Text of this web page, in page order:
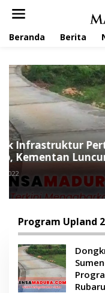
Beranda Berita
Berita
Panen Bawang
Pemerintah,
Sumringah
28 September 2022
Program Upland